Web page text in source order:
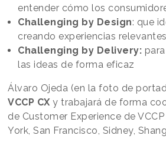
entender cómo los
Challenging by Design: que
creando experiencias
Challenging by Delivery:
las ideas de forma eficaz
Álvaro Ojeda (en la foto de
VCCP CX y trabajará de forma
de Customer Experience de
York, San Francisco, Sidney,